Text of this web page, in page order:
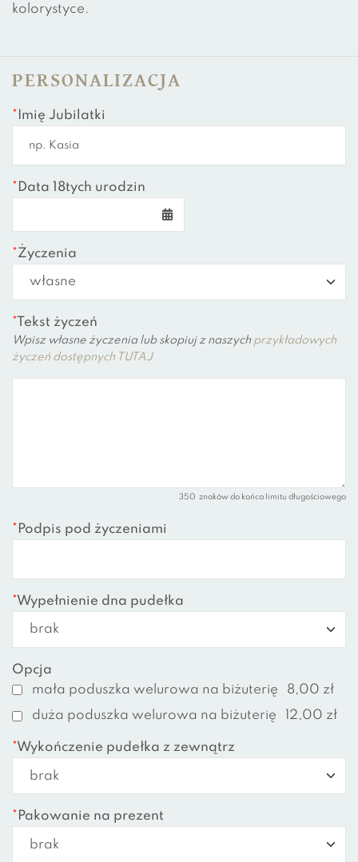
kolorystyce.
PERSONALIZACJA
* Imię Jubilatki
* Data 18tych urodzin
*Życzenia
* Tekst życzeń
Wpisz własne życzenia lub skopiuj z naszych przykładowych
życzeń dostępnych TUTAJ
350 znaków do końca limitu długościowego
* Podpis pod życzeniami
*Wypełnienie dna pudełka
Opcja
mała poduszka welurowa na biżuterię
8,00 zł
duża poduszka welurowa na biżuterię
12,00 zł
*Wykończenie pudełka z zewnątrz
* Pakowanie na prezent